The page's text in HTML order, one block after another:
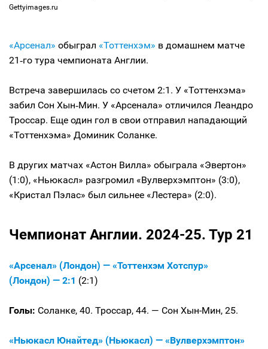
Gettyimages.ru
«Арсенал» обыграл «Тоттенхэм» в домашнем матче
21‑го тура чемпионата Англии.
Встреча завершилась со счетом 2:1. У «Тоттенхэма»
забил Сон Хын‑Мин. У «Арсенала» отличился Леандро
Троссар. Еще один гол в свои отправил нападающий
«Тоттенхэма» Доминик Соланке.
В других матчах «Астон Вилла» обыграла «Эвертон»
(1:0), «Ньюкасл» разгромил «Вулверхэмптон» (3:0),
«Кристал Пэлас» был сильнее «Лестера» (2:0).
Чемпионат Англии. 2024-25. Тур 21
«Арсенал» (Лондон) — «Тоттенхэм Хотспур»
(Лондон) — 2:1 (2:1)
Голы: Соланке, 40. Троссар, 44. — Сон Хын-Мин, 25.
«Ньюкасл Юнайтед» (Ньюкасл) — «Вулверхэмптон»